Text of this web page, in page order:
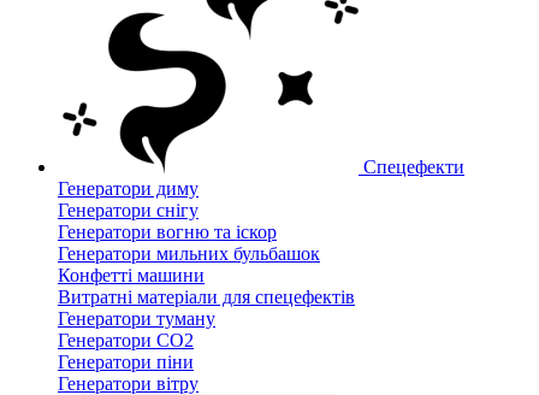
Спецефекти
Генератори диму
Генератори снігу
Генератори вогню та іскор
Генератори мильних бульбашок
Конфетті машини
Витратні матеріали для спецефектів
Генератори туману
Генератори CO2
Генератори піни
Генератори вітру